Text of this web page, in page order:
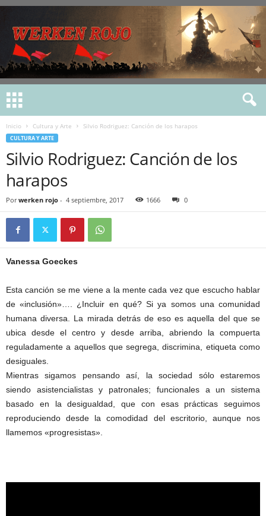
Inicio Cultura y Arte Silvio Rodriguez: Canción de los harapos
CULTURA Y ARTE
Silvio Rodriguez: Canción de los
harapos
Por werken rojo - 4 septiembre, 2017 1666 0
Vanessa Goeckes
Esta canción se me viene a la mente cada vez que escucho hablar
de «inclusión»…. ¿Incluir en qué? Si ya somos una comunidad
humana diversa. La mirada detrás de eso es aquella del que se
ubica desde el centro y desde arriba, abriendo la compuerta
reguladamente a aquellos que segrega, discrimina, etiqueta como
desiguales.
Mientras sigamos pensando así, la sociedad sólo estaremos
siendo asistencialistas y patronales; funcionales a un sistema
basado en la desigualdad, que con esas prácticas seguimos
reproduciendo desde la comodidad del escritorio, aunque nos
llamemos «progresistas».